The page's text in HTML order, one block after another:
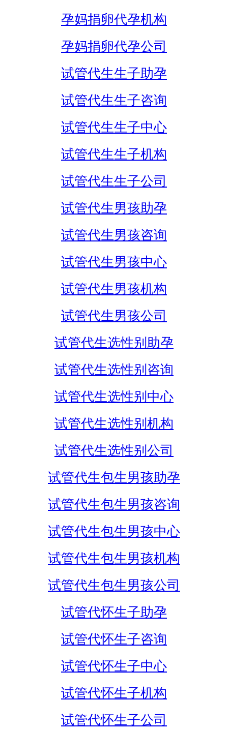
孕妈捐卵代孕机构
孕妈捐卵代孕公司
试管代生生子助孕
试管代生生子咨询
试管代生生子中心
试管代生生子机构
试管代生生子公司
试管代生男孩助孕
试管代生男孩咨询
试管代生男孩中心
试管代生男孩机构
试管代生男孩公司
试管代生选性别助孕
试管代生选性别咨询
试管代生选性别中心
试管代生选性别机构
试管代生选性别公司
试管代生包生男孩助孕
试管代生包生男孩咨询
试管代生包生男孩中心
试管代生包生男孩机构
试管代生包生男孩公司
试管代怀生子助孕
试管代怀生子咨询
试管代怀生子中心
试管代怀生子机构
试管代怀生子公司